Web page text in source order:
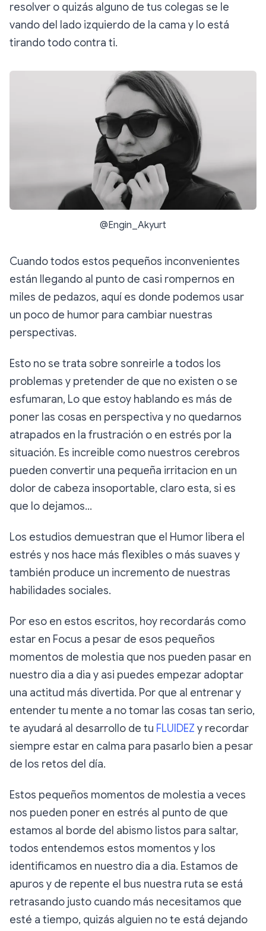
resolver o quizás alguno de tus colegas se le
vando del lado izquierdo de la cama y lo está
tirando todo contra ti.
@Engin_Akyurt
Cuando todos estos pequeños inconvenientes
están llegando al punto de casi rompernos en
miles de pedazos, aquí es donde podemos usar
un poco de humor para cambiar nuestras
perspectivas.
Esto no se trata sobre sonreirle a todos los
problemas y pretender de que no existen o se
esfumaran, Lo que estoy hablando es más de
poner las cosas en perspectiva y no quedarnos
atrapados en la frustración o en estrés por la
situación. Es increible como nuestros cerebros
pueden convertir una pequeña irritacion en un
dolor de cabeza insoportable, claro esta, si es
que lo dejamos…
Los estudios demuestran que el Humor libera el
estrés y nos hace más flexibles o más suaves y
también produce un incremento de nuestras
habilidades sociales.
Por eso en estos escritos, hoy recordarás como
estar en Focus a pesar de esos pequeños
momentos de molestia que nos pueden pasar en
nuestro dia a dia y asi puedes empezar adoptar
una actitud más divertida. Por que al entrenar y
entender tu mente a no tomar las cosas tan serio,
te ayudará al desarrollo de tu FLUIDEZ y recordar
siempre estar en calma para pasarlo bien a pesar
de los retos del día.
Estos pequeños momentos de molestia a veces
nos pueden poner en estrés al punto de que
estamos al borde del abismo listos para saltar,
todos entendemos estos momentos y los
identificamos en nuestro dia a dia. Estamos de
apuros y de repente el bus nuestra ruta se está
retrasando justo cuando más necesitamos que
esté a tiempo, quizás alguien no te está dejando